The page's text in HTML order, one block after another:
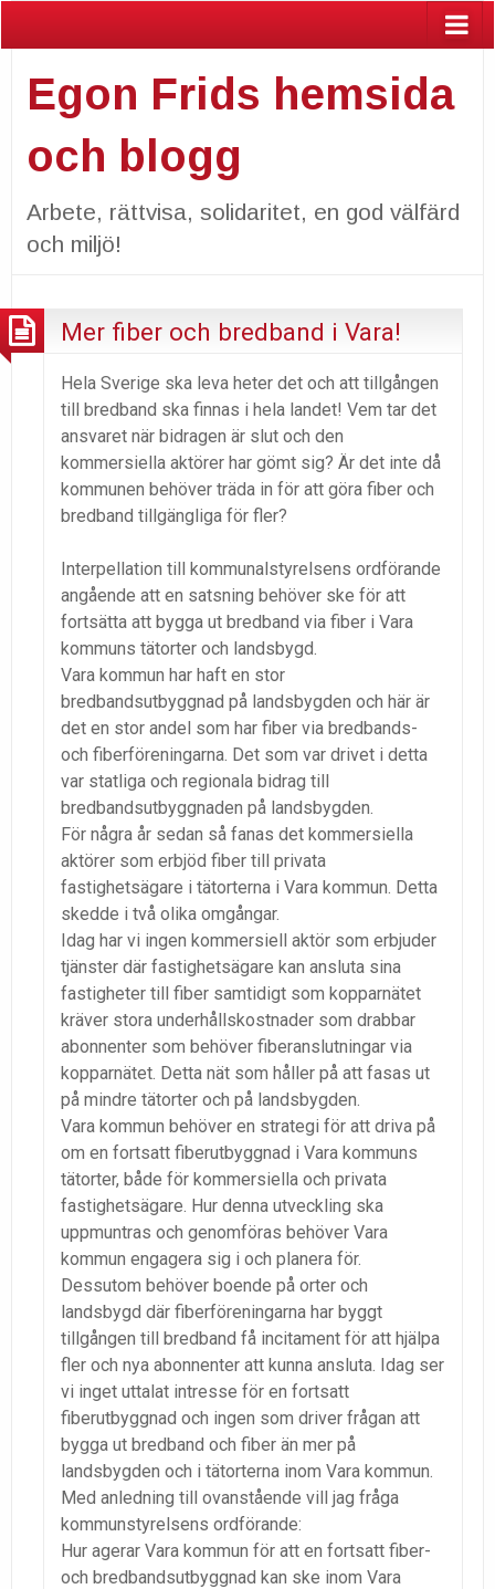
Egon Frids hemsida
och blogg
Arbete, rättvisa, solidaritet, en god välfärd
och miljö!
Mer fiber och bredband i Vara!
Hela Sverige ska leva heter det och att tillgången
till bredband ska finnas i hela landet! Vem tar det
ansvaret när bidragen är slut och den
kommersiella aktörer har gömt sig? Är det inte då
kommunen behöver träda in för att göra fiber och
bredband tillgängliga för fler?
Interpellation till kommunalstyrelsens ordförande
angående att en satsning behöver ske för att
fortsätta att bygga ut bredband via fiber i Vara
kommuns tätorter och landsbygd.
Vara kommun har haft en stor
bredbandsutbyggnad på landsbygden och här är
det en stor andel som har fiber via bredbands-
och fiberföreningarna. Det som var drivet i detta
var statliga och regionala bidrag till
bredbandsutbyggnaden på landsbygden.
För några år sedan så fanas det kommersiella
aktörer som erbjöd fiber till privata
fastighetsägare i tätorterna i Vara kommun. Detta
skedde i två olika omgångar.
Idag har vi ingen kommersiell aktör som erbjuder
tjänster där fastighetsägare kan ansluta sina
fastigheter till fiber samtidigt som kopparnätet
kräver stora underhållskostnader som drabbar
abonnenter som behöver fiberanslutningar via
kopparnätet. Detta nät som håller på att fasas ut
på mindre tätorter och på landsbygden.
Vara kommun behöver en strategi för att driva på
om en fortsatt fiberutbyggnad i Vara kommuns
tätorter, både för kommersiella och privata
fastighetsägare. Hur denna utveckling ska
uppmuntras och genomföras behöver Vara
kommun engagera sig i och planera för.
Dessutom behöver boende på orter och
landsbygd där fiberföreningarna har byggt
tillgången till bredband få incitament för att hjälpa
fler och nya abonnenter att kunna ansluta. Idag ser
vi inget uttalat intresse för en fortsatt
fiberutbyggnad och ingen som driver frågan att
bygga ut bredband och fiber än mer på
landsbygden och i tätorterna inom Vara kommun.
Med anledning till ovanstående vill jag fråga
kommunstyrelsens ordförande:
Hur agerar Vara kommun för att en fortsatt fiber-
och bredbandsutbyggnad kan ske inom Vara